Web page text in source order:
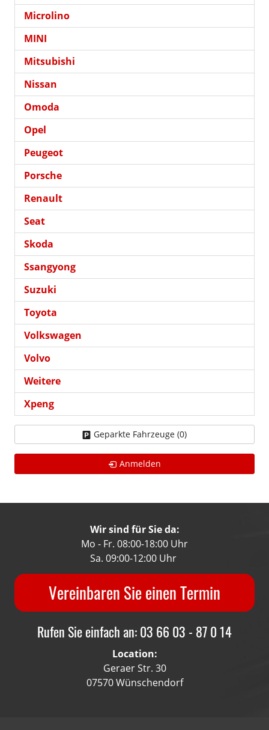
Microlino
MINI
Mitsubishi
Nissan
Omoda
Opel
Peugeot
Porsche
Renault
Seat
Skoda
Ssangyong
Suzuki
Toyota
Volkswagen
Volvo
Weitere
Xpeng
Geparkte Fahrzeuge (0)
Anmelden
Wir sind für Sie da:
Mo - Fr. 08:00-18:00 Uhr
Sa. 09:00-12:00 Uhr
Vereinbaren Sie einen Termin
Rufen Sie einfach an: 03 66 03 - 87 0 14
Location:
Geraer Str. 30
07570 Wünschendorf